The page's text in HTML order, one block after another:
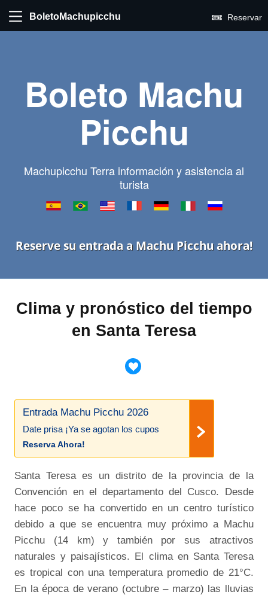
BoletoMachupicchu Reservar
Boleto Machu
Picchu
Machupicchu Terra información y asistencia al
turista
Reserve su entrada a Machu Picchu ahora!
Clima y pronóstico del tiempo
en Santa Teresa
Entrada Machu Picchu 2026
Date prisa ¡Ya se agotan los cupos
Reserva Ahora!
Santa Teresa es un distrito de la provincia de la
Convención en el departamento del Cusco. Desde
hace poco se ha convertido en un centro turístico
debido a que se encuentra muy próximo a Machu
Picchu (14 km) y también por sus atractivos
naturales y paisajísticos. El clima en Santa Teresa
es tropical con una temperatura promedio de 21°C.
En la época de verano (octubre – marzo) las lluvias